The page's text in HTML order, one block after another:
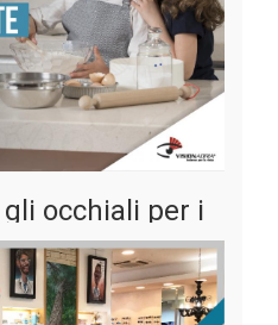
occhiali per i
giusto? Leggi i nostri